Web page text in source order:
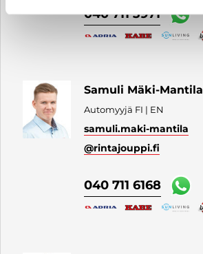
040 711 3971
Samuli Mäki-Mantila
Automyyjä FI | EN
samuli.maki-mantila
@rintajouppi.fi
040 711 6168